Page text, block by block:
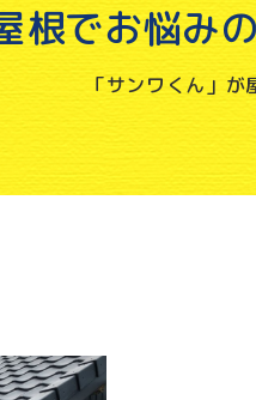
根でお悩みの
「サンワくん」が